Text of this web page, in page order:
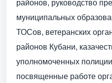
районов, руководство
муниципальных
ТОСов, ветеранских
районов Кубани,
уполномоченных
посвященные работе